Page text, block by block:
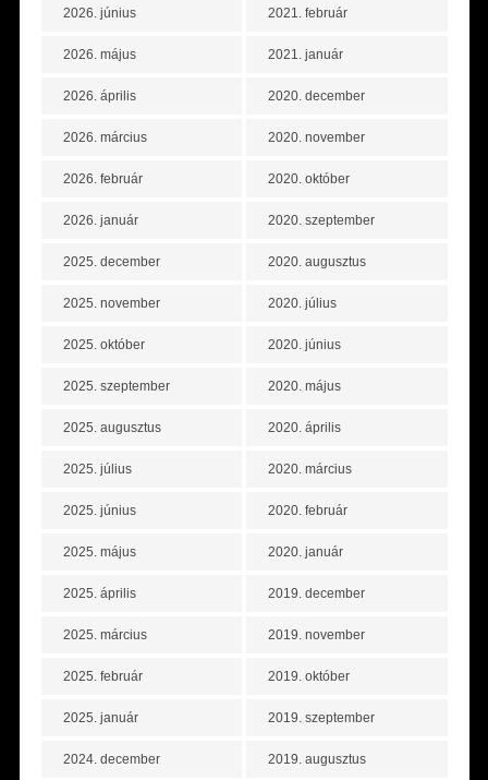
2026. június
2026. május
2026. április
2026. március
2026. február
2026. január
2025. december
2025. november
2025. október
2025. szeptember
2025. augusztus
2025. július
2025. június
2025. május
2025. április
2025. március
2025. február
2025. január
2024. december
2021. február
2021. január
2020. december
2020. november
2020. október
2020. szeptember
2020. augusztus
2020. július
2020. június
2020. május
2020. április
2020. március
2020. február
2020. január
2019. december
2019. november
2019. október
2019. szeptember
2019. augusztus